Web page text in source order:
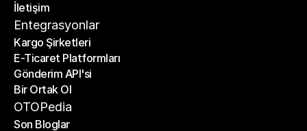
Fiyat Hesaplayıcı
İletişim
İletişim
Entegrasyonlar
Kargo Şirketleri
Kargo Şirketleri
E-Ticaret Platformları
E-Ticaret Platformları
Gönderim API'si
Gönderim API'si
Bir Ortak Ol
Bir Ortak Ol
OTOPedia
Son Bloglar